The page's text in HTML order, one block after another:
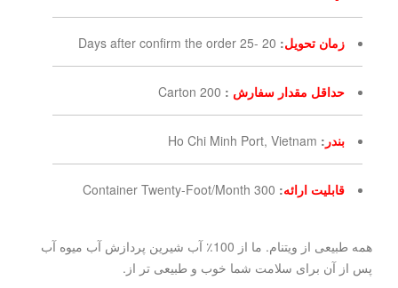
زمان تحویل:
20 -25 Days after confirm the order
حداقل مقدار سفارش :
200 Carton
بندر :
Ho Chi Minh Port, Vietnam
قابلیت ارائه:
300 Container Twenty-Foot/Month
همه طبیعی از ویتنام. ما از 100٪ آب شیرین پردازش آب میوه آب
پس از آن برای سلامت شما خوب و طبیعی تر از.